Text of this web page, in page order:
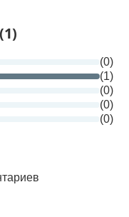
(0)
(1)
(0)
(0)
(0)